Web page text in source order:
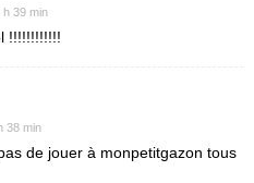
h 39 min
!!!!!!!!!!!!
38 min
de jouer à monpetitgazon tous